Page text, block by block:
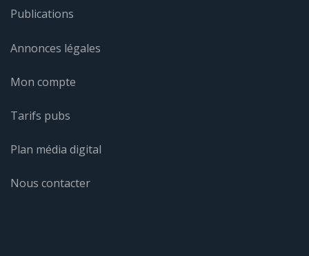
Publications
Annonces légales
Mon compte
Tarifs pubs
Plan média digital
Nous contacter